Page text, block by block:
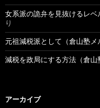
女系派の詭弁を見抜けるレベ
り
元祖減税派として（倉山塾メ
減税を政局にする方法（倉山
アーカイブ